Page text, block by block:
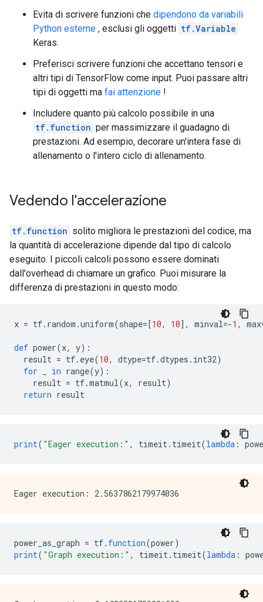
        value {
          type: DT_BOOL
        }
      }
      attr {
        key: "value"
        value {
          tensor {
            dtype: DT_BOOL
            tensor_shape {
            }
            bool_val: true
          }
    node_def {
      op: "Identity"
      input: "cond/Const:output:0"
      attr {
        key: "T"
        value {
          type: DT_BOOL
    }
      name: "cond/Identity_1"
      op: "Identity"
      input: "cond_identity_1_x"
      attr {
        key: "T"
      }
    }
    }
    }
    attr {
Evita di scrivere funzioni che dipendono da variabili
Python esterne , esclusi gli oggetti tf.Variable
Keras.
Preferisci scrivere funzioni che accettano tensori e
altri tipi di TensorFlow come input. Puoi passare altri
tipi di oggetti ma fai attenzione !
Includere quanto più calcolo possibile in una
tf.function per massimizzare il guadagno di
prestazioni. Ad esempio, decorare un'intera fase di
allenamento o l'intero ciclo di allenamento.
Vedendo l'accelerazione
tf.function solito migliora le prestazioni del codice, ma
la quantità di accelerazione dipende dal tipo di calcolo
eseguito. I piccoli calcoli possono essere dominati
dall'overhead di chiamare un grafico. Puoi misurare la
differenza di prestazioni in questo modo:
x = tf. random .uniform(shape=[10, 10], minval=-1 ,
def power(x, y):
result = tf. eye(10, dtype=tf.dtypes . int32)
for
in range(y):
result = tf.matmul(x, result)
return result
print( "Eager execution:" , timeit. timeit(lambda :
power_as_graph = tf. function(power)
print( "Graph execution:" , timeit. timeit(lambda :